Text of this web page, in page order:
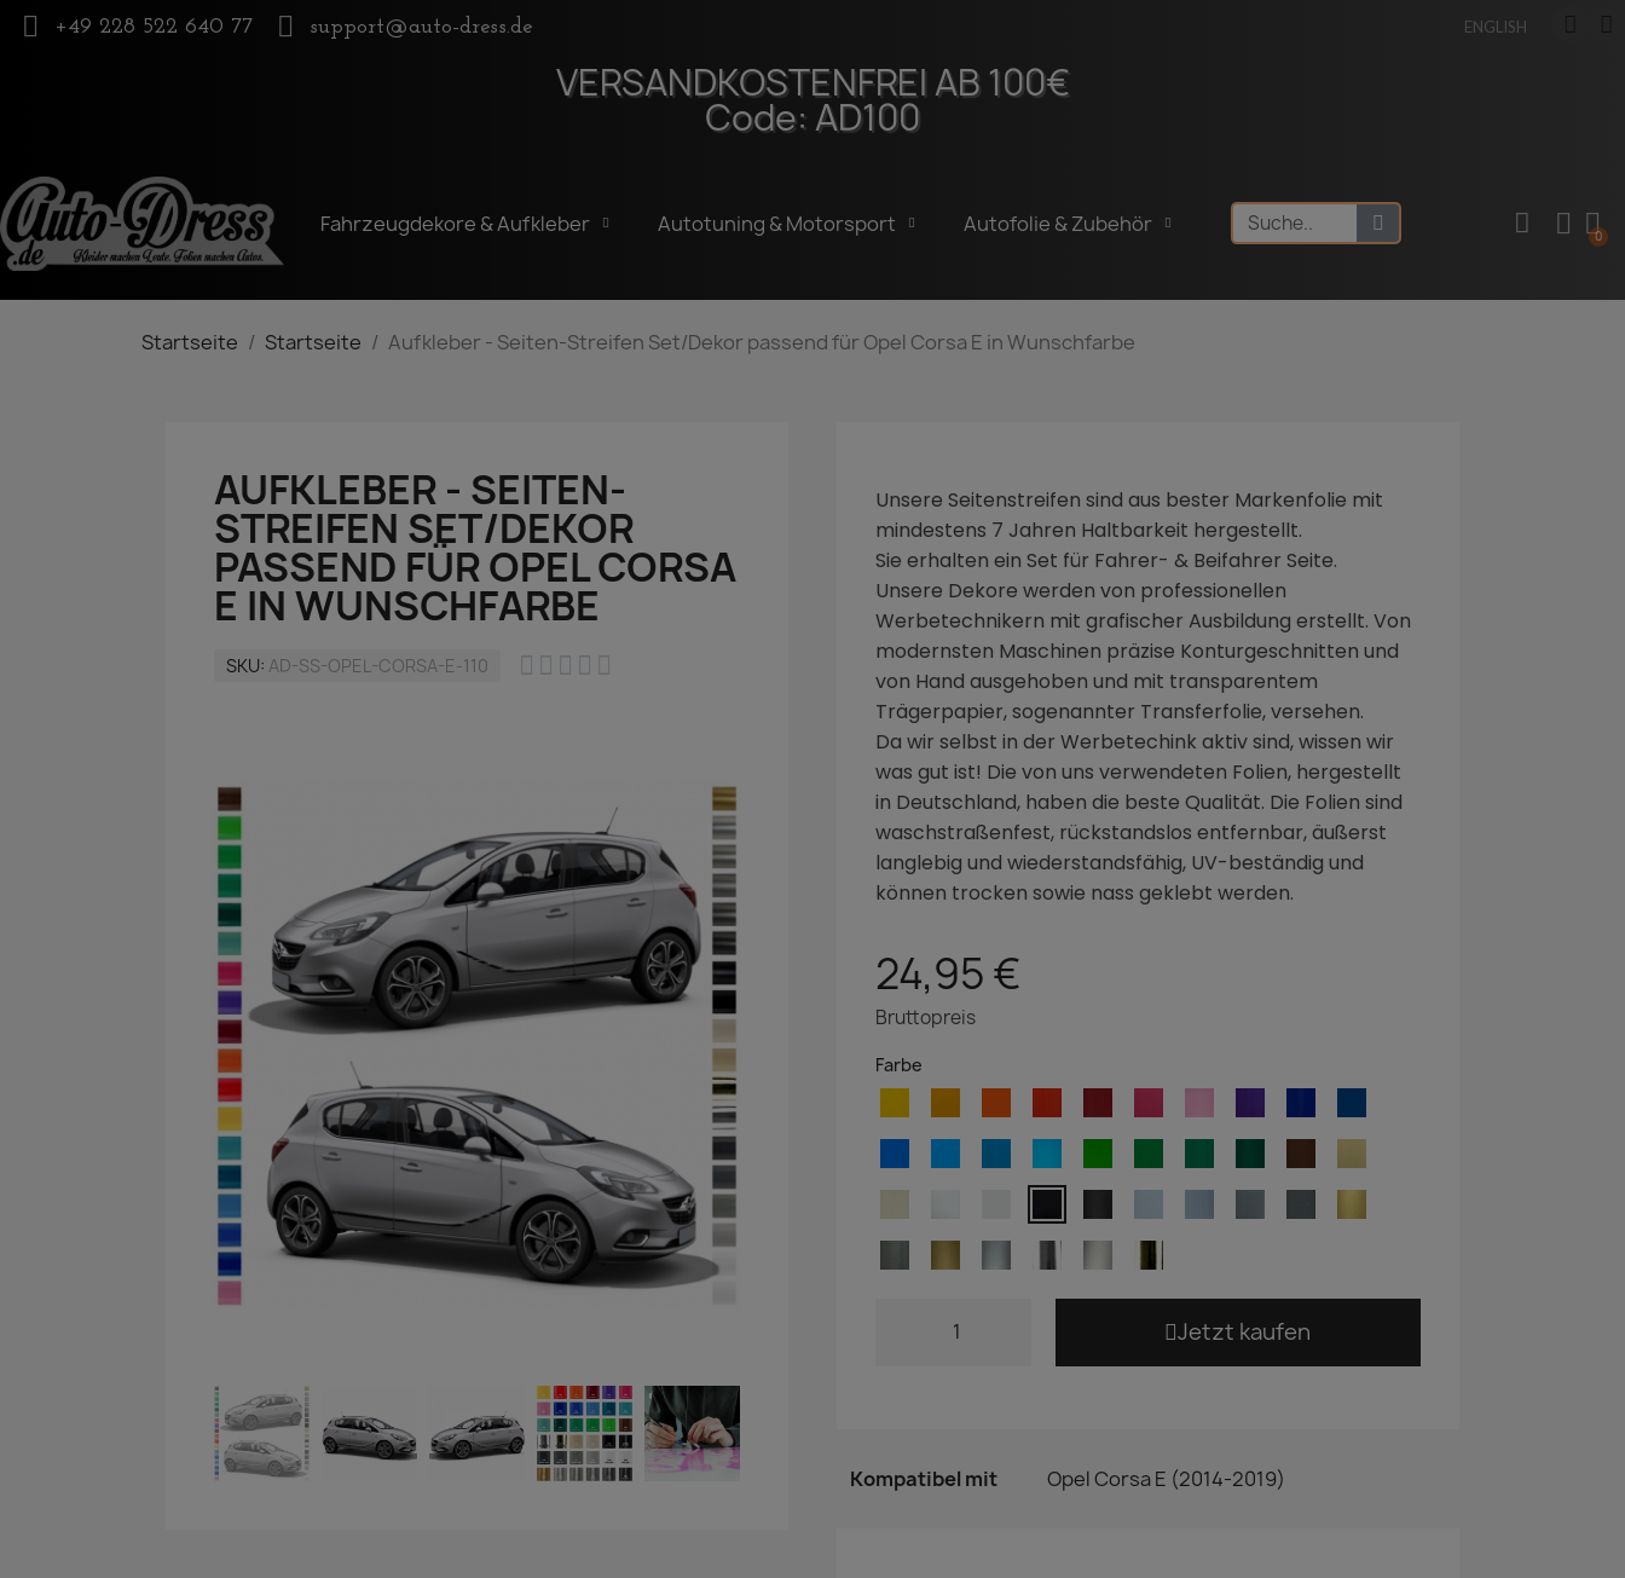
+49 228 522 640 77 support@auto-dress.de ENGLISH
VERSANDKOSTENFREI AB 100€
Code: AD100
Fahrzeugdekore & Aufkleber Autotuning & Motorsport Autofolie & Zubehör
Startseite Startseite Aufkleber - Seiten-Streifen Set/Dekor passend für Opel Corsa E in Wunschfarbe
AUFKLEBER - SEITEN-
STREIFEN SET/DEKOR
PASSEND FÜR OPEL CORSA
E IN WUNSCHFARBE
SKU AD-SS-OPEL-CORSA-E-110     
Unsere Seitenstreifen sind aus bester Markenfolie mit
mindestens 7 Jahren Haltbarkeit hergestellt.
Sie erhalten ein Set für Fahrer- & Beifahrer Seite.
Unsere Dekore werden von professionellen
Werbetechnikern mit grafischer Ausbildung erstellt. Von
modernsten Maschinen präzise Konturgeschnitten und
von Hand ausgehoben und mit transparentem
Trägerpapier, sogenannter Transferfolie, versehen.
Da wir selbst in der Werbetechink aktiv sind, wissen wir
was gut ist! Die von uns verwendeten Folien, hergestellt
in Deutschland, haben die beste Qualität. Die Folien sind
waschstraßenfest, rückstandslos entfernbar, äußerst
langlebig und wiederstandsfähig, UV-beständig und
können trocken sowie nass geklebt werden.
24,95 €
Bruttopreis
Farbe
Jetzt kaufen
Kompatibel mit Opel Corsa E (2014-2019)